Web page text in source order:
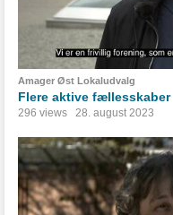
Amager Øst Lokaludvalg
Flere aktive fællesskaber
296 views 28. august 2023